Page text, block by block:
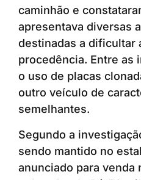
caminhão e
apresentava diversas
destinadas a dificultar
procedência. Entre as
o uso de placas
outro veículo de
semelhantes.
Segundo a
sendo mantido no
anunciado para venda